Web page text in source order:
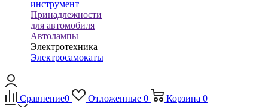
инструмент
Принадлежности
для автомобиля
Автолампы
Электротехника
Электросамокаты
Сравнение0 Отложенные 0 Корзина 0